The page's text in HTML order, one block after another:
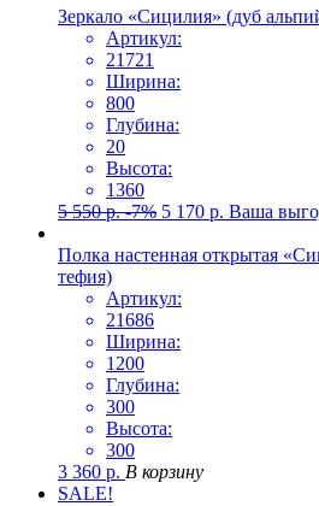
Зеркало «Сицилия» (дуб
Артикул:
21721
Ширина:
800
Глубина:
20
Высота:
1360
5 550р. -7% 5 170 р. Ваша
Полка настенная открытая
тефия)
Артикул:
21686
Ширина:
1200
Глубина:
300
Высота:
300
3 360 р. В корзину
SALE!